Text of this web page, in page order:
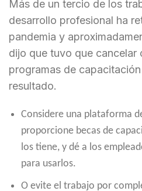
Más de un tercio de los
desarrollo profesional ha
pandemia y
dijo que tuvo que cancelar
programas de
resultado.
Considere una plataforma
proporcione becas de
los tiene, y dé a los
para usarlos.
O evite el trabajo por